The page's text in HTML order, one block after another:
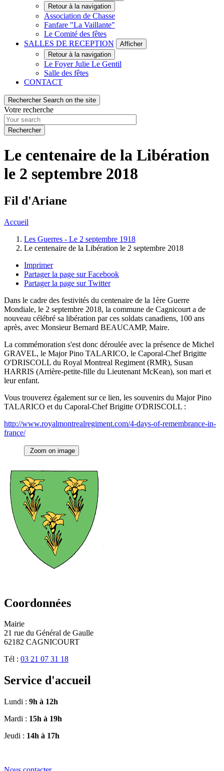
Retour à la navigation
Association de Chasse
Fanfare "La Vaillante"
Le Comité des fêtes
SALLES DE RECEPTION
Afficher
Retour à la navigation
Le Foyer Julie Le Gentil
Salle des fêtes
CONTACT
Rechercher Search on the site
Votre recherche
Le centenaire de la Libération
le 2 septembre 2018
Fil d'Ariane
Accueil
Les Guerres - Le 2 septembre 1918
Le centenaire de la Libération le 2 septembre 2018
Imprimer
Partager la page sur Facebook
Partager la page sur Twitter
Dans le cadre des festivités du centenaire de la 1ère Guerre
Mondiale, le 2 septembre 2018, la commune de Cagnicourt a de
nouveau célébré sa libération par ces soldats canadiens, 100 ans
après, avec Monsieur Bernard BEAUCAMP, Maire.
La commémoration s'est donc déroulée avec la présence de Michel
GRAVEL, le Major Pino TALARICO, le Caporal-Chef Brigitte
O'DRISCOLL du Royal Montreal Regiment (RMR), Susan
HARRIS (Arrière-petite-fille du Lieutenant McKean), son mari et
leur enfant.
Vous trouverez également sur ce lien, les souvenirs du Major Pino
TALARICO et du Caporal-Chef Brigitte O'DRISCOLL :
http://www.royalmontrealregiment.com/4-days-of-remembrance-in-
france/
Zoom on image
Coordonnées
Mairie
21 rue du Général de Gaulle
62182 CAGNICOURT
Tél : 03 21 07 31 18
Service d'accueil
Lundi : 9h à 12h
Mardi : 15h à 19h
Jeudi : 14h à 17h